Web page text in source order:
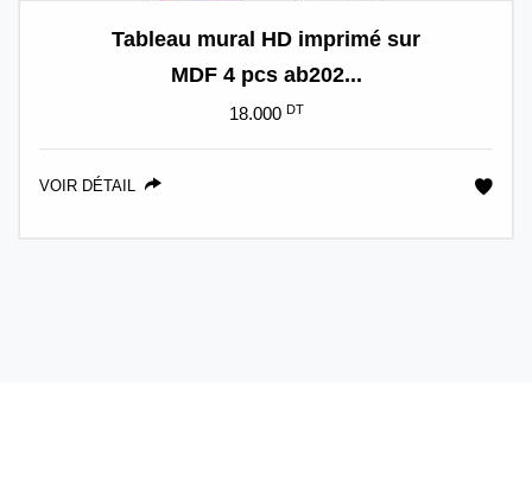
Tableau mural HD imprimé sur
MDF 4 pcs ab202...
18.000 DT
VOIR DÉTAIL